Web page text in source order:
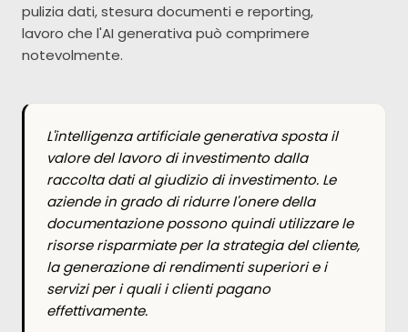
pulizia dati, stesura documenti e reporting,
lavoro che l'AI generativa può comprimere
notevolmente.
L'intelligenza artificiale generativa sposta il
valore del lavoro di investimento dalla
raccolta dati al giudizio di investimento. Le
aziende in grado di ridurre l'onere della
documentazione possono quindi utilizzare le
risorse risparmiate per la strategia del cliente,
la generazione di rendimenti superiori e i
servizi per i quali i clienti pagano
effettivamente.